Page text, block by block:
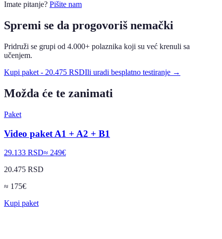
Imate pitanje? Pišite nam
Spremi se da progovoriš nemački
Pridruži se grupi od 4.000+ polaznika koji su već krenuli sa
učenjem.
Kupi paket - 20.475 RSDIli uradi besplatno testiranje →
Možda će te zanimati
Paket
Video paket A1 + A2 + B1
29.133 RSD≈ 249€
20.475 RSD
≈ 175€
Kupi paket